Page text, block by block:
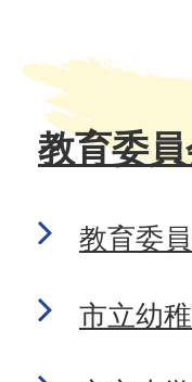
教育委
教育委
市立幼